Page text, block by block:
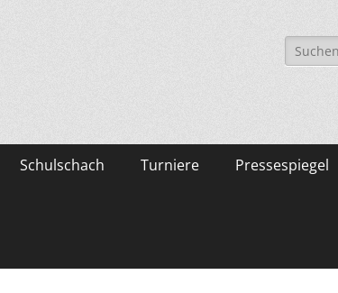
Suche
nach:
Schulschach Turniere Pressespiegel